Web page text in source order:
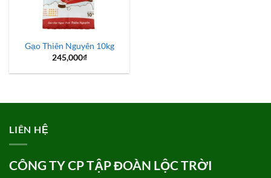
Gạo Thiên Nguyên 10kg
245,000₫
LIÊN HỆ
CÔNG TY CP TẬP ĐOÀN LỘC TRỜI